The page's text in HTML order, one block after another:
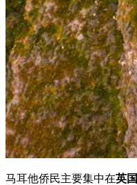
马耳他侨民主要集中在英国